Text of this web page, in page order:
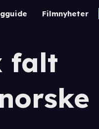
Filmnyheter
falt